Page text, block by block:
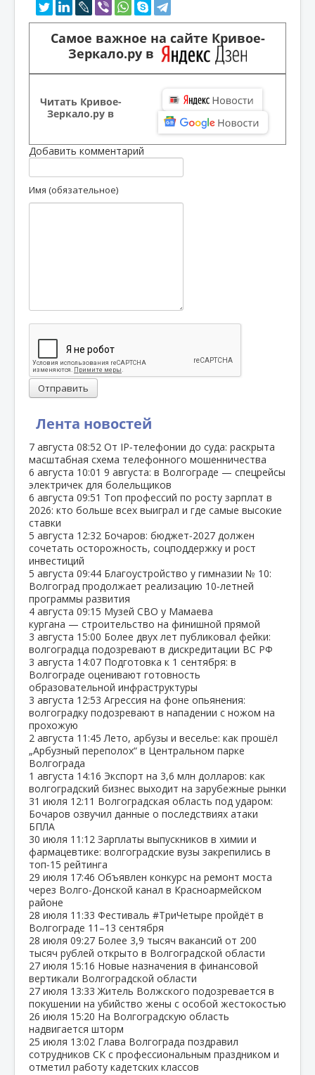
Лента новостей
7 августа 08:52 От IP‑телефонии до суда: раскрыта
масштабная схема телефонного мошенничества
6 августа 10:01 9 августа: в Волгограде — спецрейсы
электричек для болельщиков
6 августа 09:51 Топ профессий по росту зарплат в
2026: кто больше всех выиграл и где самые высокие
ставки
5 августа 12:32 Бочаров: бюджет‑2027 должен
сочетать осторожность, соцподдержку и рост
инвестиций
5 августа 09:44 Благоустройство у гимназии № 10:
Волгоград продолжает реализацию 10‑летней
программы развития
4 августа 09:15 Музей СВО у Мамаева
кургана — строительство на финишной прямой
3 августа 15:00 Более двух лет публиковал фейки:
волгоградца подозревают в дискредитации ВС РФ
3 августа 14:07 Подготовка к 1 сентября: в
Волгограде оценивают готовность
образовательной инфраструктуры
3 августа 12:53 Агрессия на фоне опьянения:
волгоградку подозревают в нападении с ножом на
прохожую
2 августа 11:45 Лето, арбузы и веселье: как прошёл
„Арбузный переполох“ в Центральном парке
Волгограда
1 августа 14:16 Экспорт на 3,6 млн долларов: как
волгоградский бизнес выходит на зарубежные рынки
31 июля 12:11 Волгоградская область под ударом:
Бочаров озвучил данные о последствиях атаки
БПЛА
30 июля 11:12 Зарплаты выпускников в химии и
фармацевтике: волгоградские вузы закрепились в
топ‑15 рейтинга
29 июля 17:46 Объявлен конкурс на ремонт моста
через Волго‑Донской канал в Красноармейском
районе
28 июля 11:33 Фестиваль #ТриЧетыре пройдёт в
Волгограде 11–13 сентября
28 июля 09:27 Более 3,9 тысяч вакансий от 200
тысяч рублей открыто в Волгоградской области
27 июля 15:16 Новые назначения в финансовой
вертикали Волгоградской области
27 июля 13:33 Житель Волжского подозревается в
покушении на убийство жены с особой жестокостью
26 июля 15:20 На Волгоградскую область
надвигается шторм
25 июля 13:02 Глава Волгограда поздравил
сотрудников СК с профессиональным праздником и
отметил работу кадетских классов
Самое важное на сайте Кривое-
Зеркало.ру в
Читать Кривое-
Зеркало.ру в
Добавить комментарий
Имя (обязательное)
Отправить